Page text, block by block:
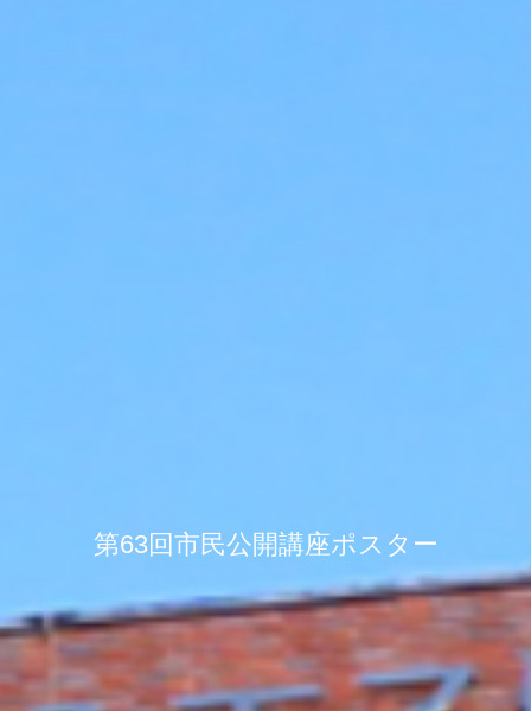
第63回市民公開講座ポスター